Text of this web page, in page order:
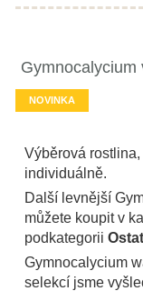
Gymnocalycium
NOVINKA
Výběrová
individuálně.
Další levnější
můžete koupit v
podkategorii
Gymnocalycium
selekcí jsme